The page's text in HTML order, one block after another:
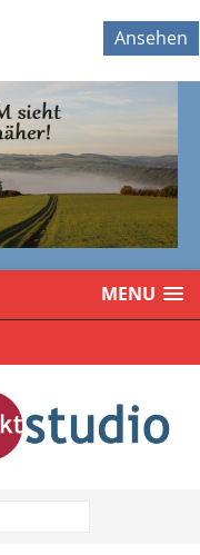
MENU
Ansehen